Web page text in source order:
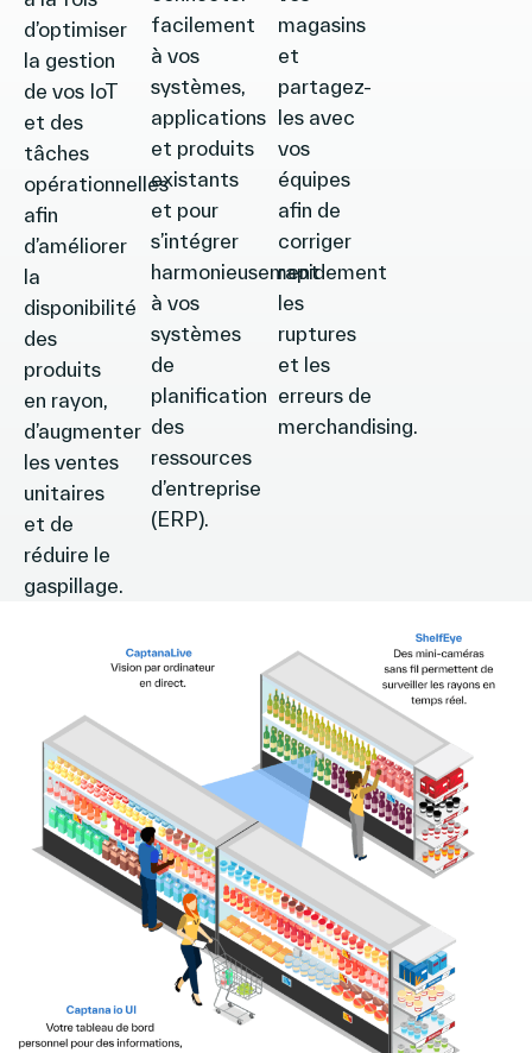
d’optimiser
la gestion
de vos IoT
et des
tâches
opérationnelles
afin
d’améliorer
la
disponibilité
des
produits
en rayon,
d’augmenter
les ventes
unitaires
et de
réduire le
gaspillage.
facilement
à vos
systèmes,
applications
et produits
existants
et pour
s’intégrer
harmonieusement
à vos
systèmes
de
planification
des
ressources
d’entreprise
(ERP).
magasins
et
partagez-
les avec
vos
équipes
afin de
corriger
rapidement
les
ruptures
et les
erreurs de
merchandising.